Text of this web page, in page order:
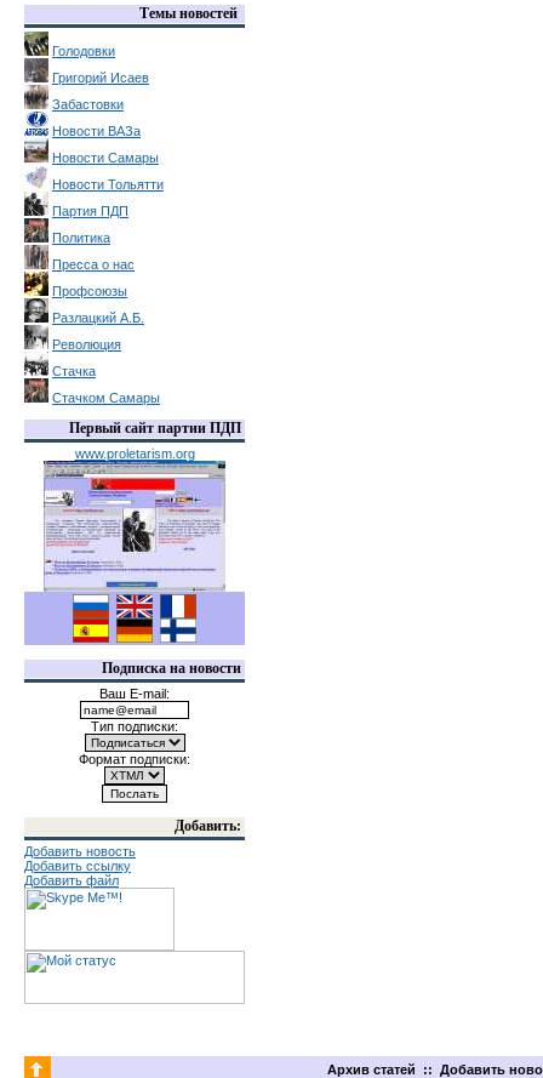
Темы новостей
Голодовки
Григорий Исаев
Забастовки
Новости ВАЗа
Новости Самары
Новости Тольятти
Партия ПДП
Политика
Пресса о нас
Профсоюзы
Разлацкий А.Б.
Революция
Стачка
Стачком Самары
Первый сайт партии ПДП
www.proletarism.org
Подписка на новости
Ваш E-mail:
Тип подписки:
Формат подписки:
Добавить:
Добавить новость
Добавить ссылку
Добавить файл
Архив статей :: Добавить